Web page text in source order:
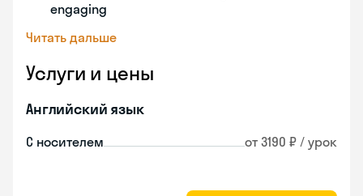
engaging
Читать дальше
Услуги и цены
Английский язык
С носителем от 3190 ₽ / урок